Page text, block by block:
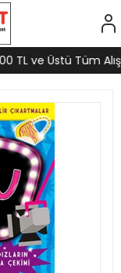
TL ve Üstü Tüm